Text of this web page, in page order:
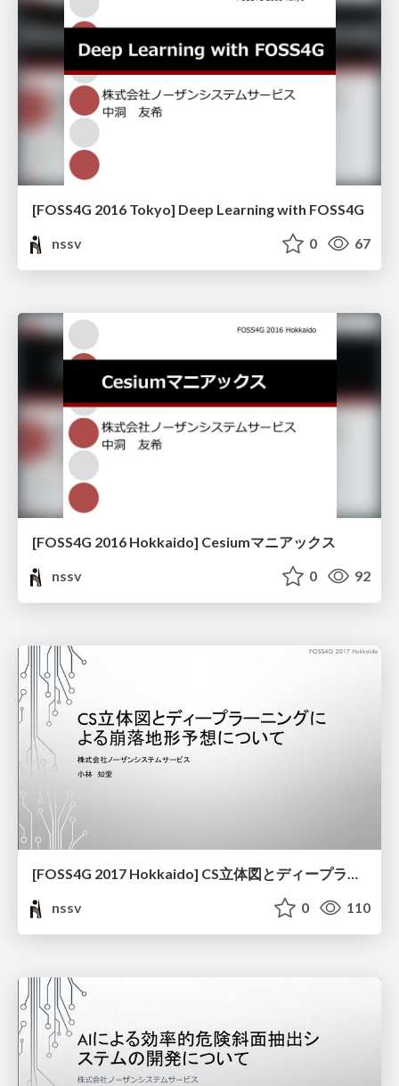
[FOSS4G 2016 Tokyo] Deep Learning with FOSS4G
nssv
0 67
[FOSS4G 2016 Hokkaido] Cesiumマニアックス
nssv
0 92
[FOSS4G 2017 Hokkaido] CS立体図とディープラーニングによる崩落地形予想について
nssv
0 110